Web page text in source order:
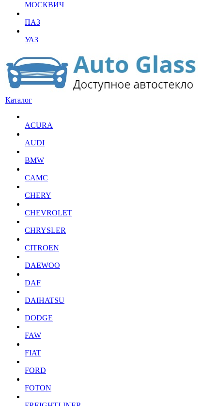
МОСКВИЧ
ПАЗ
УАЗ
Каталог
ACURA
AUDI
BMW
CAMC
CHERY
CHEVROLET
CHRYSLER
CITROEN
DAEWOO
DAF
DAIHATSU
DODGE
FAW
FIAT
FORD
FOTON